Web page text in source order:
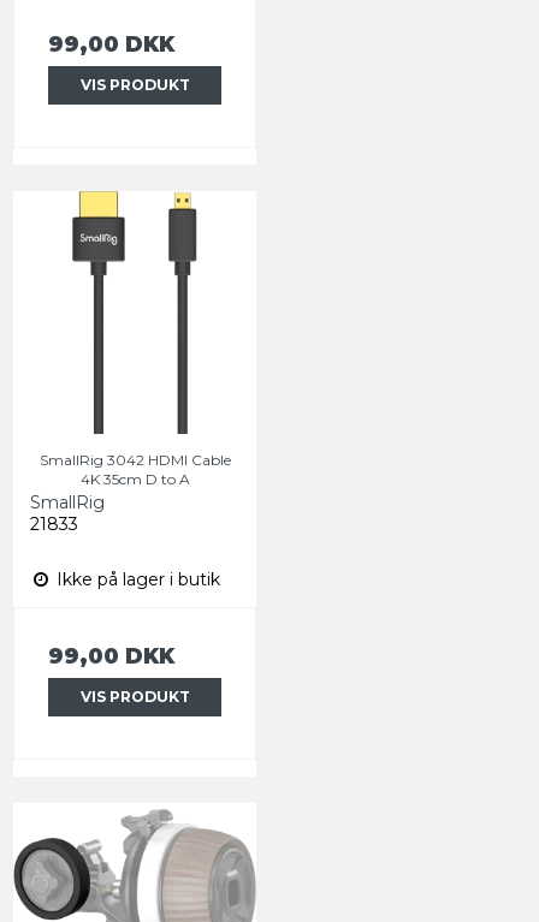
99,00 DKK
VIS PRODUKT
SmallRig 3042 HDMI Cable
4K 35cm D to A
SmallRig
21833
Ikke på lager i butik
99,00 DKK
VIS PRODUKT